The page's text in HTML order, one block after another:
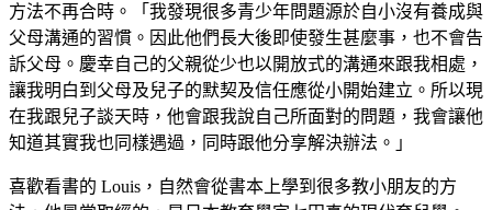
方法不再合時。「我發現很多青少年問題源於自小沒有養成與
父母溝通的習慣。因此他們長大後即使發生甚麼事，也不會告
訴父母。慶幸自己的父親從少也以開放式的溝通來跟我相處，
讓我明白到父母及兒子的默契及信任應從小開始建立。所以現
在我跟兒子談天時，他會跟我說自己所面對的問題，我會讓他
知道其實我也同樣遇過，同時跟他分享解決辦法。」
喜歡看書的 Louis，自然會從書本上學到很多教小朋友的方